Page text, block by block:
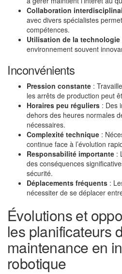
Collaboration
avec divers spécialistes
compétences.
Utilisation de la technologie
environnement souvent
Inconvénients
Pression constante :
les arrêts de production peut
Horaires peu réguliers : Des
dehors des heures normales
nécessaires.
Complexité technique :
continue face à l’évolution
Responsabilité importante :
des conséquences
sécurité.
Déplacements fréquents :
nécessiter de se déplacer
Évolutions et
les planificateurs
maintenance en
robotique